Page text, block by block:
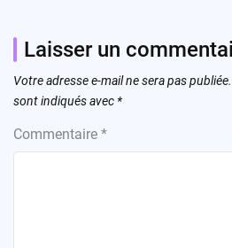
Laisser un
Votre adresse e-mail ne sera pas publiée.
sont indiqués avec *
Commentaire *